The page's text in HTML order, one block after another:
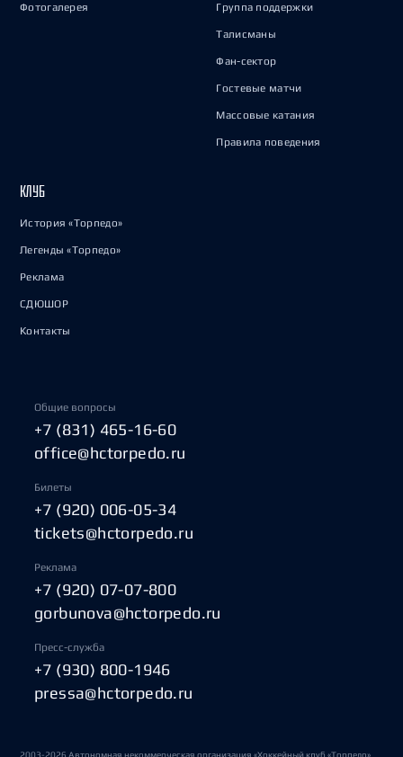
Фотогалерея Группа поддержки
Талисманы
Фан-сектор
Гостевые матчи
Массовые катания
Правила поведения
КЛУБ
История «Торпедо»
Легенды «Торпедо»
Реклама
СДЮШОР
Контакты
Общие вопросы
+7 (831) 465-16-60
office@hctorpedo.ru
Билеты
+7 (920) 006-05-34
tickets@hctorpedo.ru
Реклама
+7 (920) 07-07-800
gorbunova@hctorpedo.ru
Пресс-служба
+7 (930) 800-1946
pressa@hctorpedo.ru
2003-2026 Автономная некоммерческая организация «Хоккейный клуб «Торпедо»